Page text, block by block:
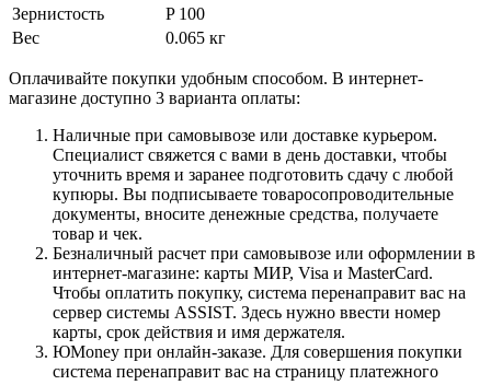
Зернистость
P 100
Вес
0.065 кг
Оплачивайте покупки удобным способом. В интернет-
магазине доступно 3 варианта оплаты:
Наличные при самовывозе или доставке курьером.
Специалист свяжется с вами в день доставки, чтобы
уточнить время и заранее подготовить сдачу с любой
купюры. Вы подписываете товаросопроводительные
документы, вносите денежные средства, получаете
товар и чек.
Безналичный расчет при самовывозе или оформлении в
интернет-магазине: карты МИР, Visa и MasterCard.
Чтобы оплатить покупку, система перенаправит вас на
сервер системы ASSIST. Здесь нужно ввести номер
карты, срок действия и имя держателя.
ЮMoney при онлайн-заказе. Для совершения покупки
система перенаправит вас на страницу платежного